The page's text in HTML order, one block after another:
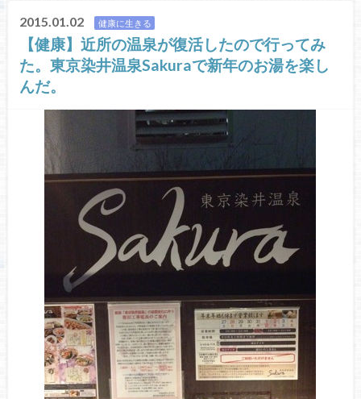
2015.01.02 健康に生きる
【健康】近所の温泉が復活したので行ってみ
た。東京染井温泉Sakuraで新年のお湯を楽し
んだ。